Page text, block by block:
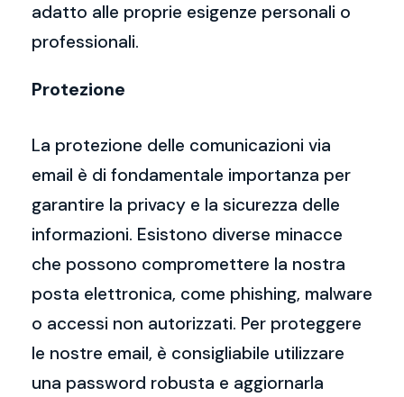
adatto alle proprie esigenze personali o
professionali.
Protezione
La protezione delle comunicazioni via
email è di fondamentale importanza per
garantire la privacy e la sicurezza delle
informazioni. Esistono diverse minacce
che possono compromettere la nostra
posta elettronica, come phishing, malware
o accessi non autorizzati. Per proteggere
le nostre email, è consigliabile utilizzare
una password robusta e aggiornarla